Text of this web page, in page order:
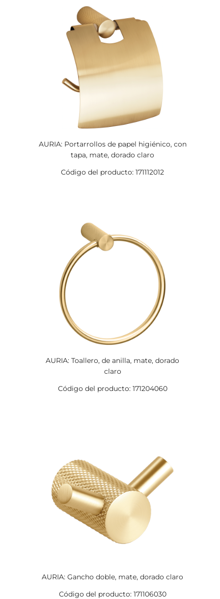
AURIA: Portarrollos de papel higiénico, con
tapa, mate, dorado claro
Código del producto: 171112012
AURIA: Toallero, de anilla, mate, dorado
claro
Código del producto: 171204060
AURIA: Gancho doble, mate, dorado claro
Código del producto: 171106030